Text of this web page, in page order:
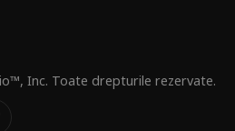
Inc. Toate drepturile rezervate.